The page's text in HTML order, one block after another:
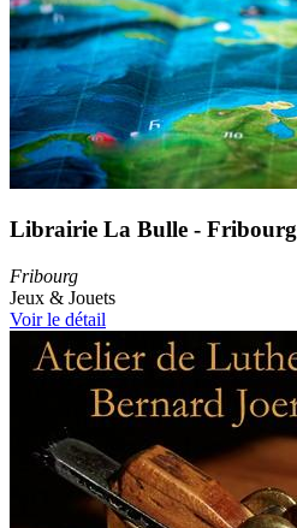
Librairie La Bulle - Fribourg
Fribourg
Jeux & Jouets
Voir le détail